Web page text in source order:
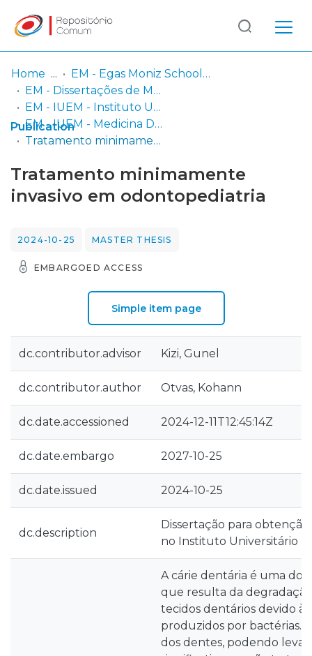
Communities
& Collections
Browse repository
Log
In
(current)
Home
EM - Egas Moniz School of Health & Science
EM - Dissertações de Mestrado
EM - IUEM - Instituto Universitário Egas Moniz
EM - IUEM - Medicina Dentária
Tratamento minimamente invasivo em odontopediatria
Publication
Tratamento minimamente
invasivo em odontopediatria
2024-10-25 MASTER THESIS
EMBARGOED ACCESS
Simple item page
dc.contributor.advisor Kizi, Gunel
dc.contributor.author Otvas, Kohann
dc.date.accessioned 2024-12-11T12:45:14Z
dc.date.embargo 2027-10-25
dc.date.issued 2024-10-25
dc.description
Dissertação para
no Instituto Universitário
A cárie dentária é uma
que resulta da
tecidos dentários devido à
produzidos por bactérias.
dos dentes, podendo levar